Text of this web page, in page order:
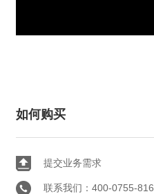
如何购买
提交业务需求
联系我们：400-0755-816